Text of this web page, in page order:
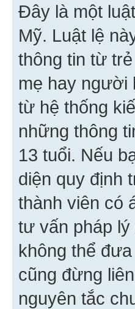
Đây là một
Mỹ. Luật lệ
thông tin từ
mẹ hay người
từ hệ thống
những thông
13 tuổi. Nếu
diện quy định
thành viên có
tư vấn pháp
không thể
cũng đừng
nguyên tắc